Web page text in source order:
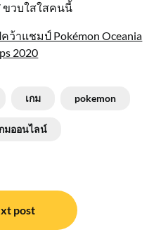
ขวบใสใสคนนี้
ว้าแชมป์ Pokémon Oceania
2020
เกม pokemon
มออนไลน์
post